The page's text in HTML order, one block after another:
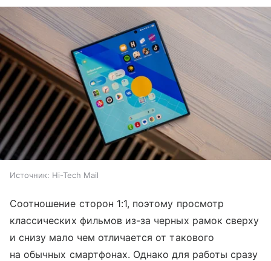
Источник: Hi-Tech Mail
Соотношение сторон 1:1, поэтому просмотр
классических фильмов из-за черных рамок сверху
и снизу мало чем отличается от такового
на обычных смартфонах. Однако для работы сразу